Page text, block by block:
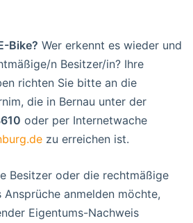
Bike? Wer erkennt es wieder und
n Besitzer/in? Ihre
richten Sie bitte an die
die in Bernau unter der
oder per Internetwache
zu erreichen ist.
Besitzer oder die rechtmäßige
Ansprüche anmelden möchte,
Eigentums-Nachweis